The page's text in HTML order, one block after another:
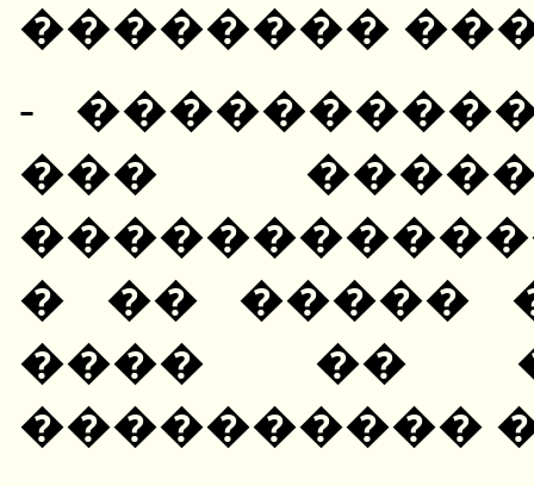
��������
-
���
� �� �����
���� ��
����������